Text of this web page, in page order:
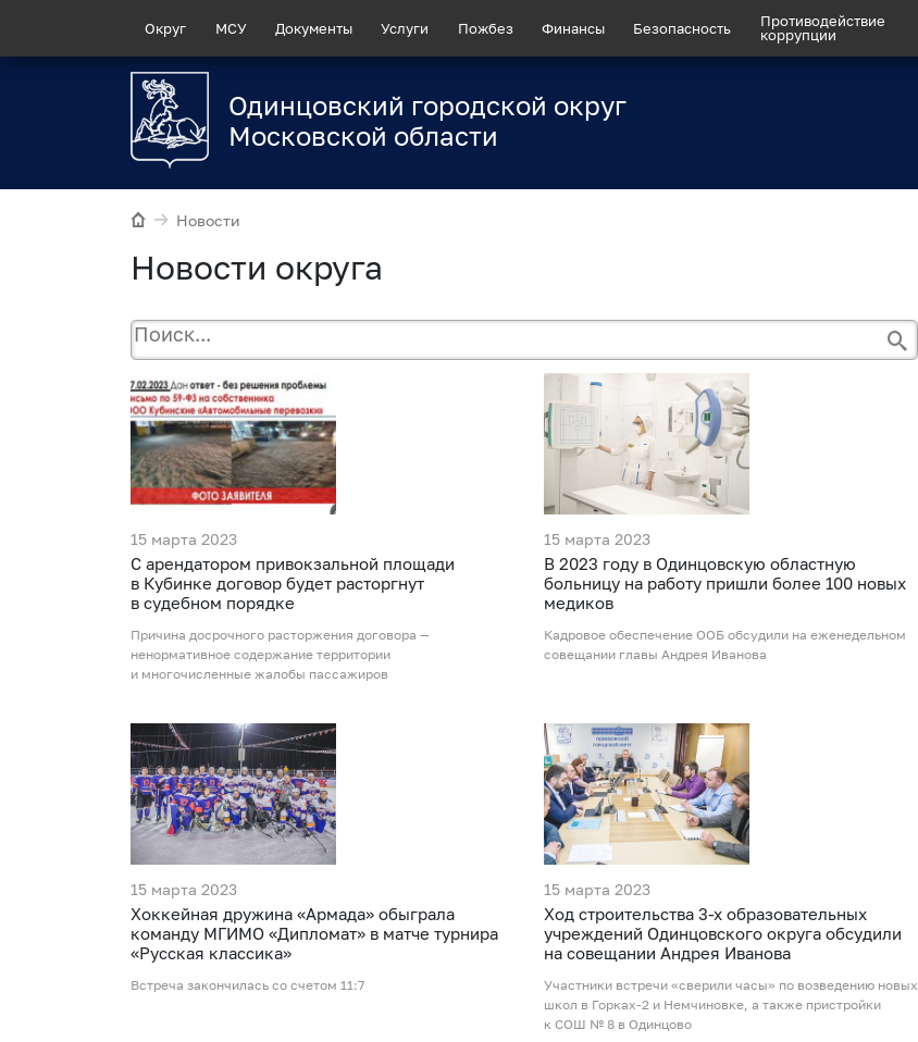
Округ МСУ Документы Услуги Пожбез Финансы Безопасность
Противодействие
коррупции
Одинцовский городской округ
Московской области
Новости
Новости округа
15 марта 2023
С арендатором привокзальной площади
в Кубинке договор будет расторгнут
в судебном порядке
Причина досрочного расторжения договора —
ненормативное содержание территории
и многочисленные жалобы пассажиров
15 марта 2023
В 2023 году в Одинцовскую областную
больницу на работу пришли более 100 новых
медиков
Кадровое обеспечение ООБ обсудили на еженедельном
совещании главы Андрея Иванова
15 марта 2023
Хоккейная дружина «Армада» обыграла
команду МГИМО «Дипломат» в матче турнира
«Русская классика»
Встреча закончилась со счетом 11:7
15 марта 2023
Ход строительства 3-х образовательных
учреждений Одинцовского округа обсудили
на совещании Андрея Иванова
Участники встречи «сверили часы» по возведению новых
школ в Горках-2 и Немчиновке, а также пристройки
к СОШ № 8 в Одинцово